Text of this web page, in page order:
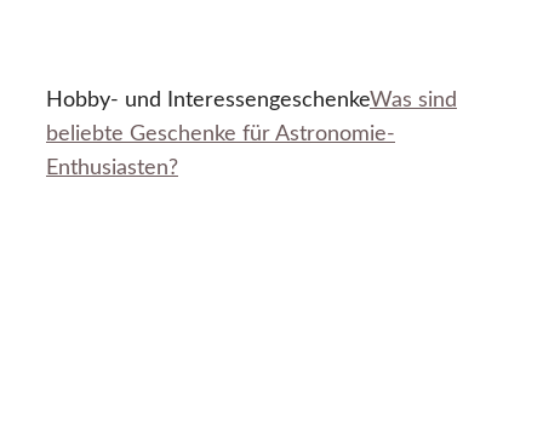
Hobby- und InteressengeschenkeWas sind
beliebte Geschenke für Astronomie-
Enthusiasten?